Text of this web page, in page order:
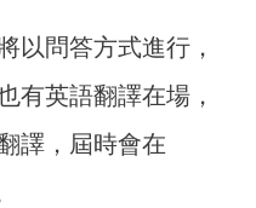
以問答方式進行，
有英語翻譯在場，
譯，屆時會在